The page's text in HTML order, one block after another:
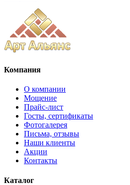
Компания
О компании
Мощение
Прайс-лист
Госты, сертификаты
Фотогалерея
Письма, отзывы
Наши клиенты
Акции
Контакты
Каталог